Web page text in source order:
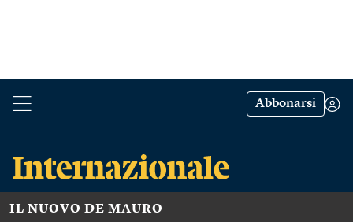
Abbonarsi
IL NUOVO DE MAURO